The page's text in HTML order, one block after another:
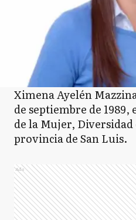
Ximena Ayelén
de septiembre de 1989,
de la Mujer,
provincia de San Luis.
Ads